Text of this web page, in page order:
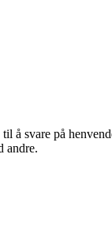
svare på
andre.